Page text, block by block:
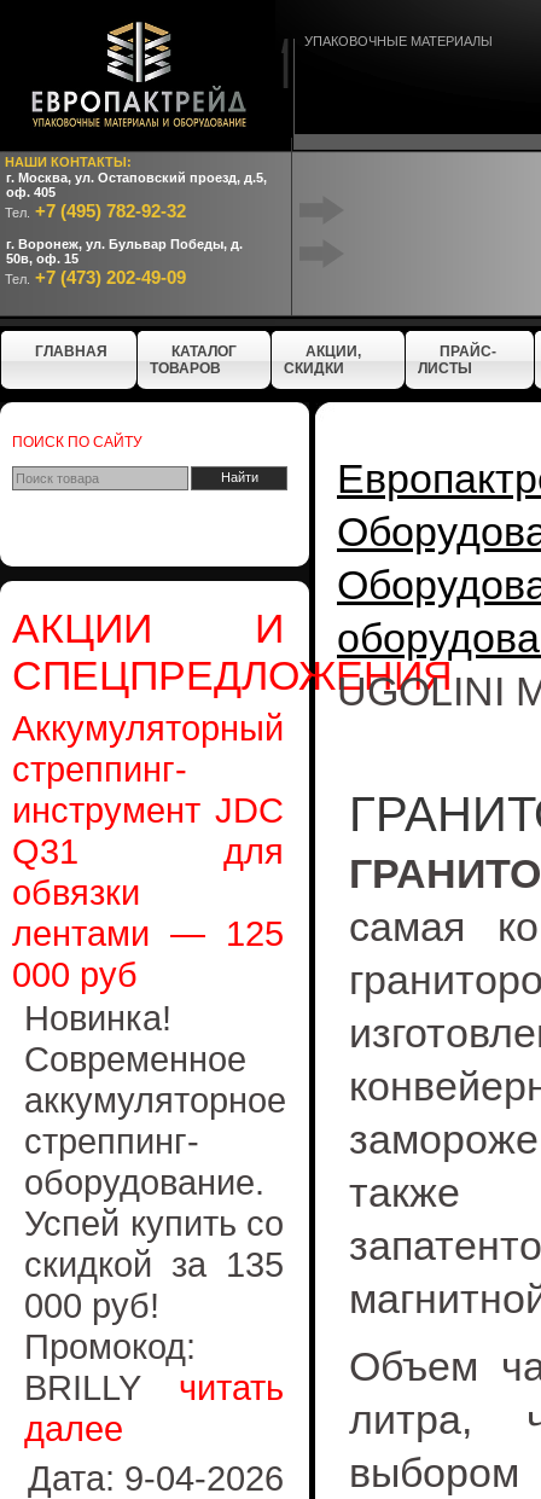
НАШИ КОНТАКТЫ:
г. Москва, ул. Остаповский проезд, д.5,
оф. 405
Тел. +7 (495) 782-92-32
г. Воронеж, ул. Бульвар Победы, д.
50в, оф. 15
Тел. +7 (473) 202-49-09
УПАКОВОЧНЫЕ МАТЕРИАЛЫ
ГЛАВНАЯ
КАТАЛОГ
ТОВАРОВ
АКЦИИ,
СКИДКИ
ПРАЙС-
ЛИСТЫ
ПОИСК ПО САЙТУ
АКЦИИ И
СПЕЦПРЕДЛОЖЕНИЯ
Аккумуляторный
стреппинг-
инструмент JDC
Q31 для
обвязки
лентами — 125
000 руб
Новинка!
Современное
аккумуляторное
стреппинг-
оборудование.
Успей купить со
скидкой за 135
000 руб!
Промокод:
BRILLY читать
далее
Дата: 9-04-2026
UGOLINI
самая
также
Объем
литра,